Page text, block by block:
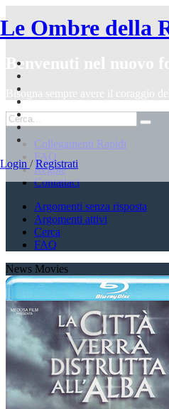
Le Ombre della
Login / Registrati
Benvenuti nel nuovo
Bisogna sempre avere il coraggio
Collegamenti Rapidi
FAQ
Regole
Contattaci
Argomenti senza risposta
Argomenti attivi
Cerca
FAQ
News Movies